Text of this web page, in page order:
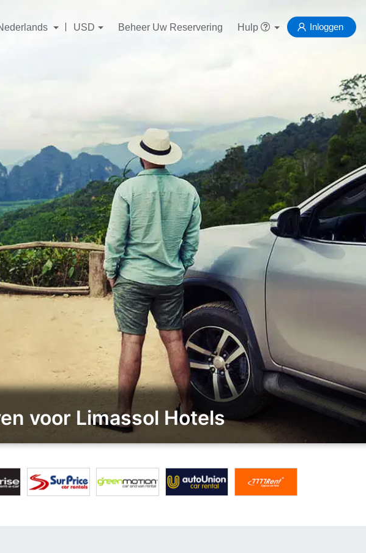
USD Beheer Uw Reservering Hulp Inloggen
voor Limassol Hotels